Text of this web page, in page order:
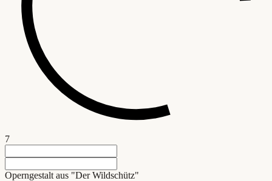
7
Operngestalt aus "Der Wildschütz"